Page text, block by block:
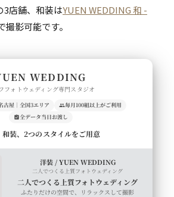
3店舗、和装はYUEN WEDDING 和 -
撮影可能です。
WEDDING
フォトウェディング専門スタジオ
古屋｜全国3エリア
毎月100組以上がご利用
全データ当日お渡し
和装、2つのスタイルをご用意
洋装 / YUEN WEDDING
二人でつくる上質フォトウェディング
二人でつくる上質フォトウェディング
ふたりだけの空間で、リラックスして撮影